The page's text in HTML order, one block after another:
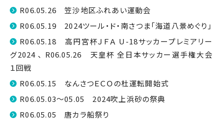
R06.05.26 笠沙地区ふれあい運動会
R06.05.19 2024ツール・ド・南さつま「海道八景めぐり」
R06.05.18 高円宮杯ＪＦＡ U-18サッカープレミアリー
グ2024 、 R06.05.26 天皇杯 全日本サッカー選手権大会
１回戦
R06.05.15 なんさつＥＣＯの杜運転開始式
R06.05.03～05.05 2024吹上浜砂の祭典
R06.05.05 唐カラ船祭り